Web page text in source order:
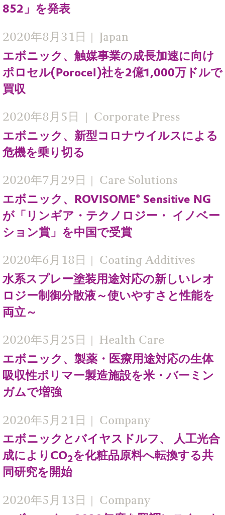
852」を発表
2020年8月31日
エボニック、触媒事業の成長加速に向け
ポロセル(Porocel)社を2億1,000万ドルで
買収
Japan
2020年8月5日
エボニック、新型コロナウイルスによる
危機を乗り切る
Corporate Press
2020年7月29日
エボニック、ROVISOME® Sensitive NG
が「リンギア・テクノロジー・ イノベー
ション賞」を中国で受賞
Care Solutions
2020年6月18日
水系スプレー塗装用途対応の新しいレオ
ロジー制御分散液～使いやすさと性能を
両立～
Coating Additives
2020年5月25日
エボニック、製薬・医療用途対応の生体
吸収性ポリマー製造施設を米・バーミン
ガムで増強
Health Care
2020年5月21日
エボニックとバイヤスドルフ、 人工光合
成によりCO2を化粧品原料へ転換する共
同研究を開始
Company
2020年5月13日
Company